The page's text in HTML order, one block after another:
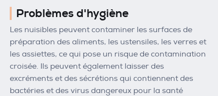
Problèmes d'hygiène
Les nuisibles peuvent contaminer les surfaces de
préparation des aliments, les ustensiles, les verres et
les assiettes, ce qui pose un risque de contamination
croisée. Ils peuvent également laisser des
excréments et des sécrétions qui contiennent des
bactéries et des virus dangereux pour la santé